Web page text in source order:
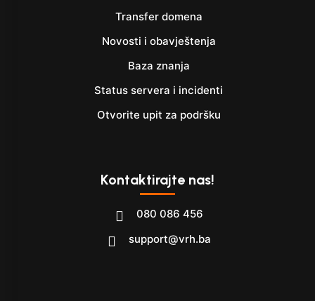
Transfer domena
Novosti i obavještenja
Baza znanja
Status servera i incidenti
Otvorite upit za podršku
Kontaktirajte nas!
080 086 456
support@vrh.ba